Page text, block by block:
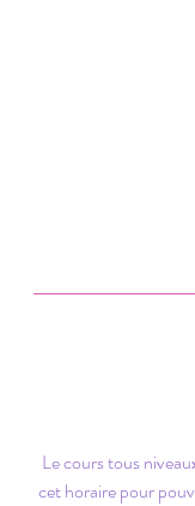
Le cours tous
cet horaire pour